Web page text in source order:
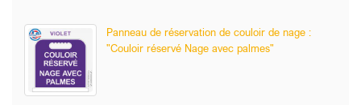
Panneau de réservation de couloir de nage :
"Couloir réservé Nage avec palmes"